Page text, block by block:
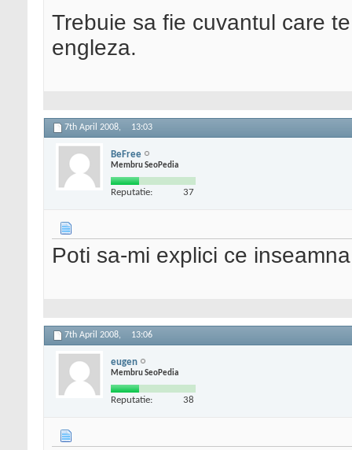
Trebuie sa fie cuvantul care
engleza.
7th April 2008, 13:03
BeFree
Membru SeoPedia
Reputatie: 37
Poti sa-mi explici ce
7th April 2008, 13:06
eugen
Membru SeoPedia
Reputatie: 38